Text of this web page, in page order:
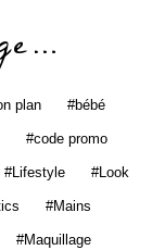
plan bébé
code promo
Lifestyle Look
Mains
Maquillage